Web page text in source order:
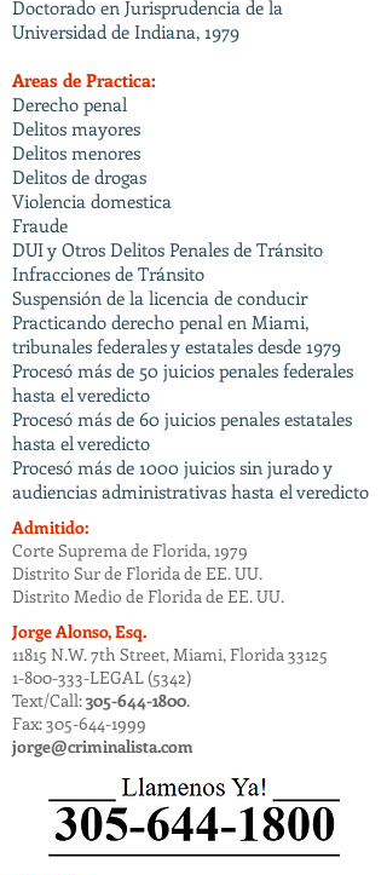
Doctorado en Jurisprudencia de la
Universidad de Indiana, 1979
Areas de Practica:
Derecho penal
Delitos mayores
Delitos menores
Delitos de drogas
Violencia domestica
Fraude
DUI y Otros Delitos Penales de Tránsito
Infracciones de Tránsito
Suspensión de la licencia de conducir
Practicando derecho penal en Miami,
tribunales federales y estatales desde 1979
Procesó más de 50 juicios penales federales
hasta el veredicto
Procesó más de 60 juicios penales estatales
hasta el veredicto
Procesó más de 1000 juicios sin jurado y
audiencias administrativas hasta el veredicto
Admitido:
Corte Suprema de Florida, 1979
​​Distrito Sur de Florida de EE. UU.
​​Distrito Medio de Florida de EE. UU.
Jorge Alonso, Esq.
11815 N.W. 7th Street, Miami, Florida 33125
​​1-800-333-LEGAL (5342)
​​Text/Call:305-644-1800.
Fax:305-644-1999
jorge@criminalista.com